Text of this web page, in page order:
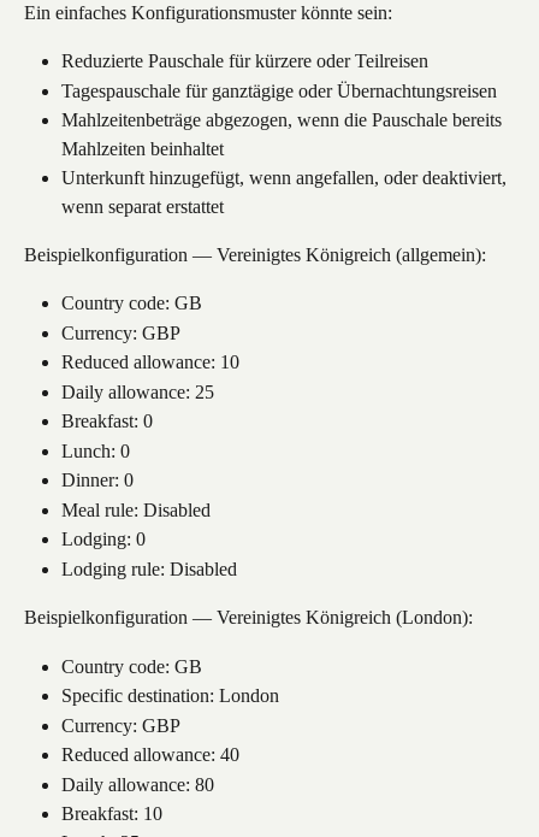
Ein einfaches Konfigurationsmuster könnte sein:
Reduzierte Pauschale für kürzere oder Teilreisen
Tagespauschale für ganztägige oder Übernachtungsreisen
Mahlzeitenbeträge abgezogen, wenn die Pauschale bereits
Mahlzeiten beinhaltet
Unterkunft hinzugefügt, wenn angefallen, oder deaktiviert,
wenn separat erstattet
Beispielkonfiguration — Vereinigtes Königreich (allgemein):
Country code: GB
Currency: GBP
Reduced allowance: 10
Daily allowance: 25
Breakfast: 0
Lunch: 0
Dinner: 0
Meal rule: Disabled
Lodging: 0
Lodging rule: Disabled
Beispielkonfiguration — Vereinigtes Königreich (London):
Country code: GB
Specific destination: London
Currency: GBP
Reduced allowance: 40
Daily allowance: 80
Breakfast: 10